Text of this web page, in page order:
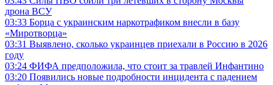
дрона ВСУ
03:33 Борца с украинским наркотрафиком внесли в базу
«Миротворца»
03:31 Выявлено, сколько украинцев приехали в Россию в 2026
году
03:24 ФИФА предположила, что стоит за травлей Инфантино
03:20 Появились новые подробности инцидента с падением